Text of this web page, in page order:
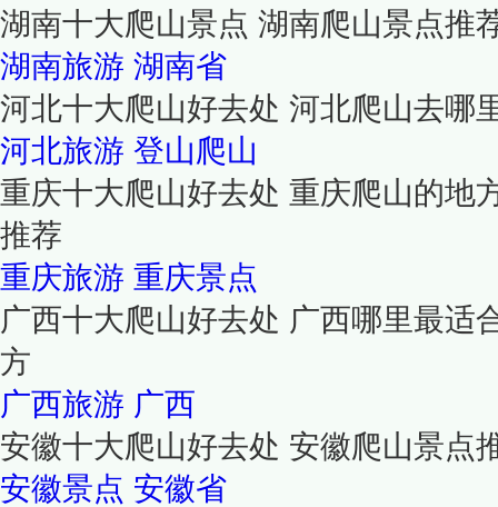
湖南十大爬山景点 湖南爬山景点推
湖南旅游 湖南省
河北十大爬山好去处 河北爬山去哪
河北旅游 登山爬山
重庆十大爬山好去处 重庆爬山的地
推荐
重庆旅游 重庆景点
广西十大爬山好去处 广西哪里最适
方
广西旅游 广西
安徽十大爬山好去处 安徽爬山景点
安徽景点 安徽省